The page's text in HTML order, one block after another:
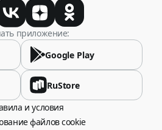
приложение:
Google Play
RuStore
и условия
файлов cookie